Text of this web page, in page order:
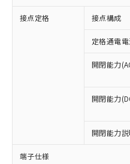
接点定格 接点構成
定格通電
開閉能力
開閉能力
開閉能力
端子仕様
ご利用条件
対応済み：EU
非含有に対応した
対応予定：EU
有に対応した製品
対応予定なし：EU